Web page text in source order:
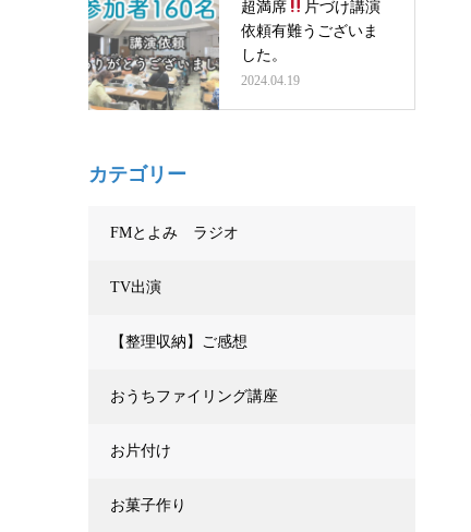
超満席
片づけ講演
依頼有難うございま
した。
2024.04.19
カテゴリー
FMとよみ ラジオ
TV出演
【整理収納】ご感想
おうちファイリング講座
お片付け
お菓子作り